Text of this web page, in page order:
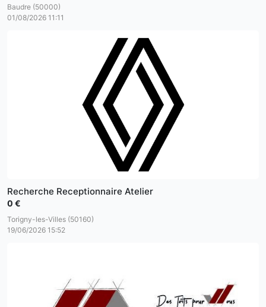
Baudre (50000)
01/08/2026 11:11
Recherche Receptionnaire Atelier
0 €
Torigny-les-Villes (50160)
19/06/2026 15:52